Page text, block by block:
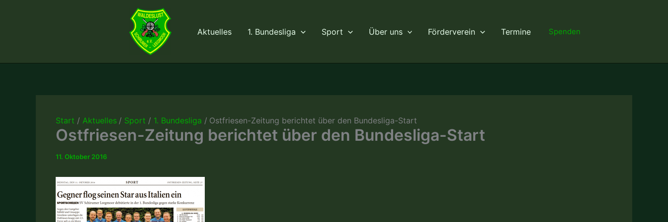
Aktuelles 1. Bundesliga Sport Über uns Förderverein Termine Spenden
Start Aktuelles Sport 1. Bundesliga Ostfriesen-Zeitung berichtet über den Bundesliga-Start
Ostfriesen-Zeitung berichtet über den Bundesliga-Start
11. Oktober 2016